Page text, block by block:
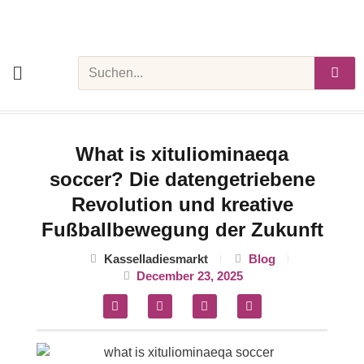
What is xituliominaeqa
soccer? Die datengetriebene
Revolution und kreative
Fußballbewegung der Zukunft
Kasselladiesmarkt
Blog
December 23, 2025
F
a
c
o
T
w
i
e
P
i
n
r
M
e
d
m